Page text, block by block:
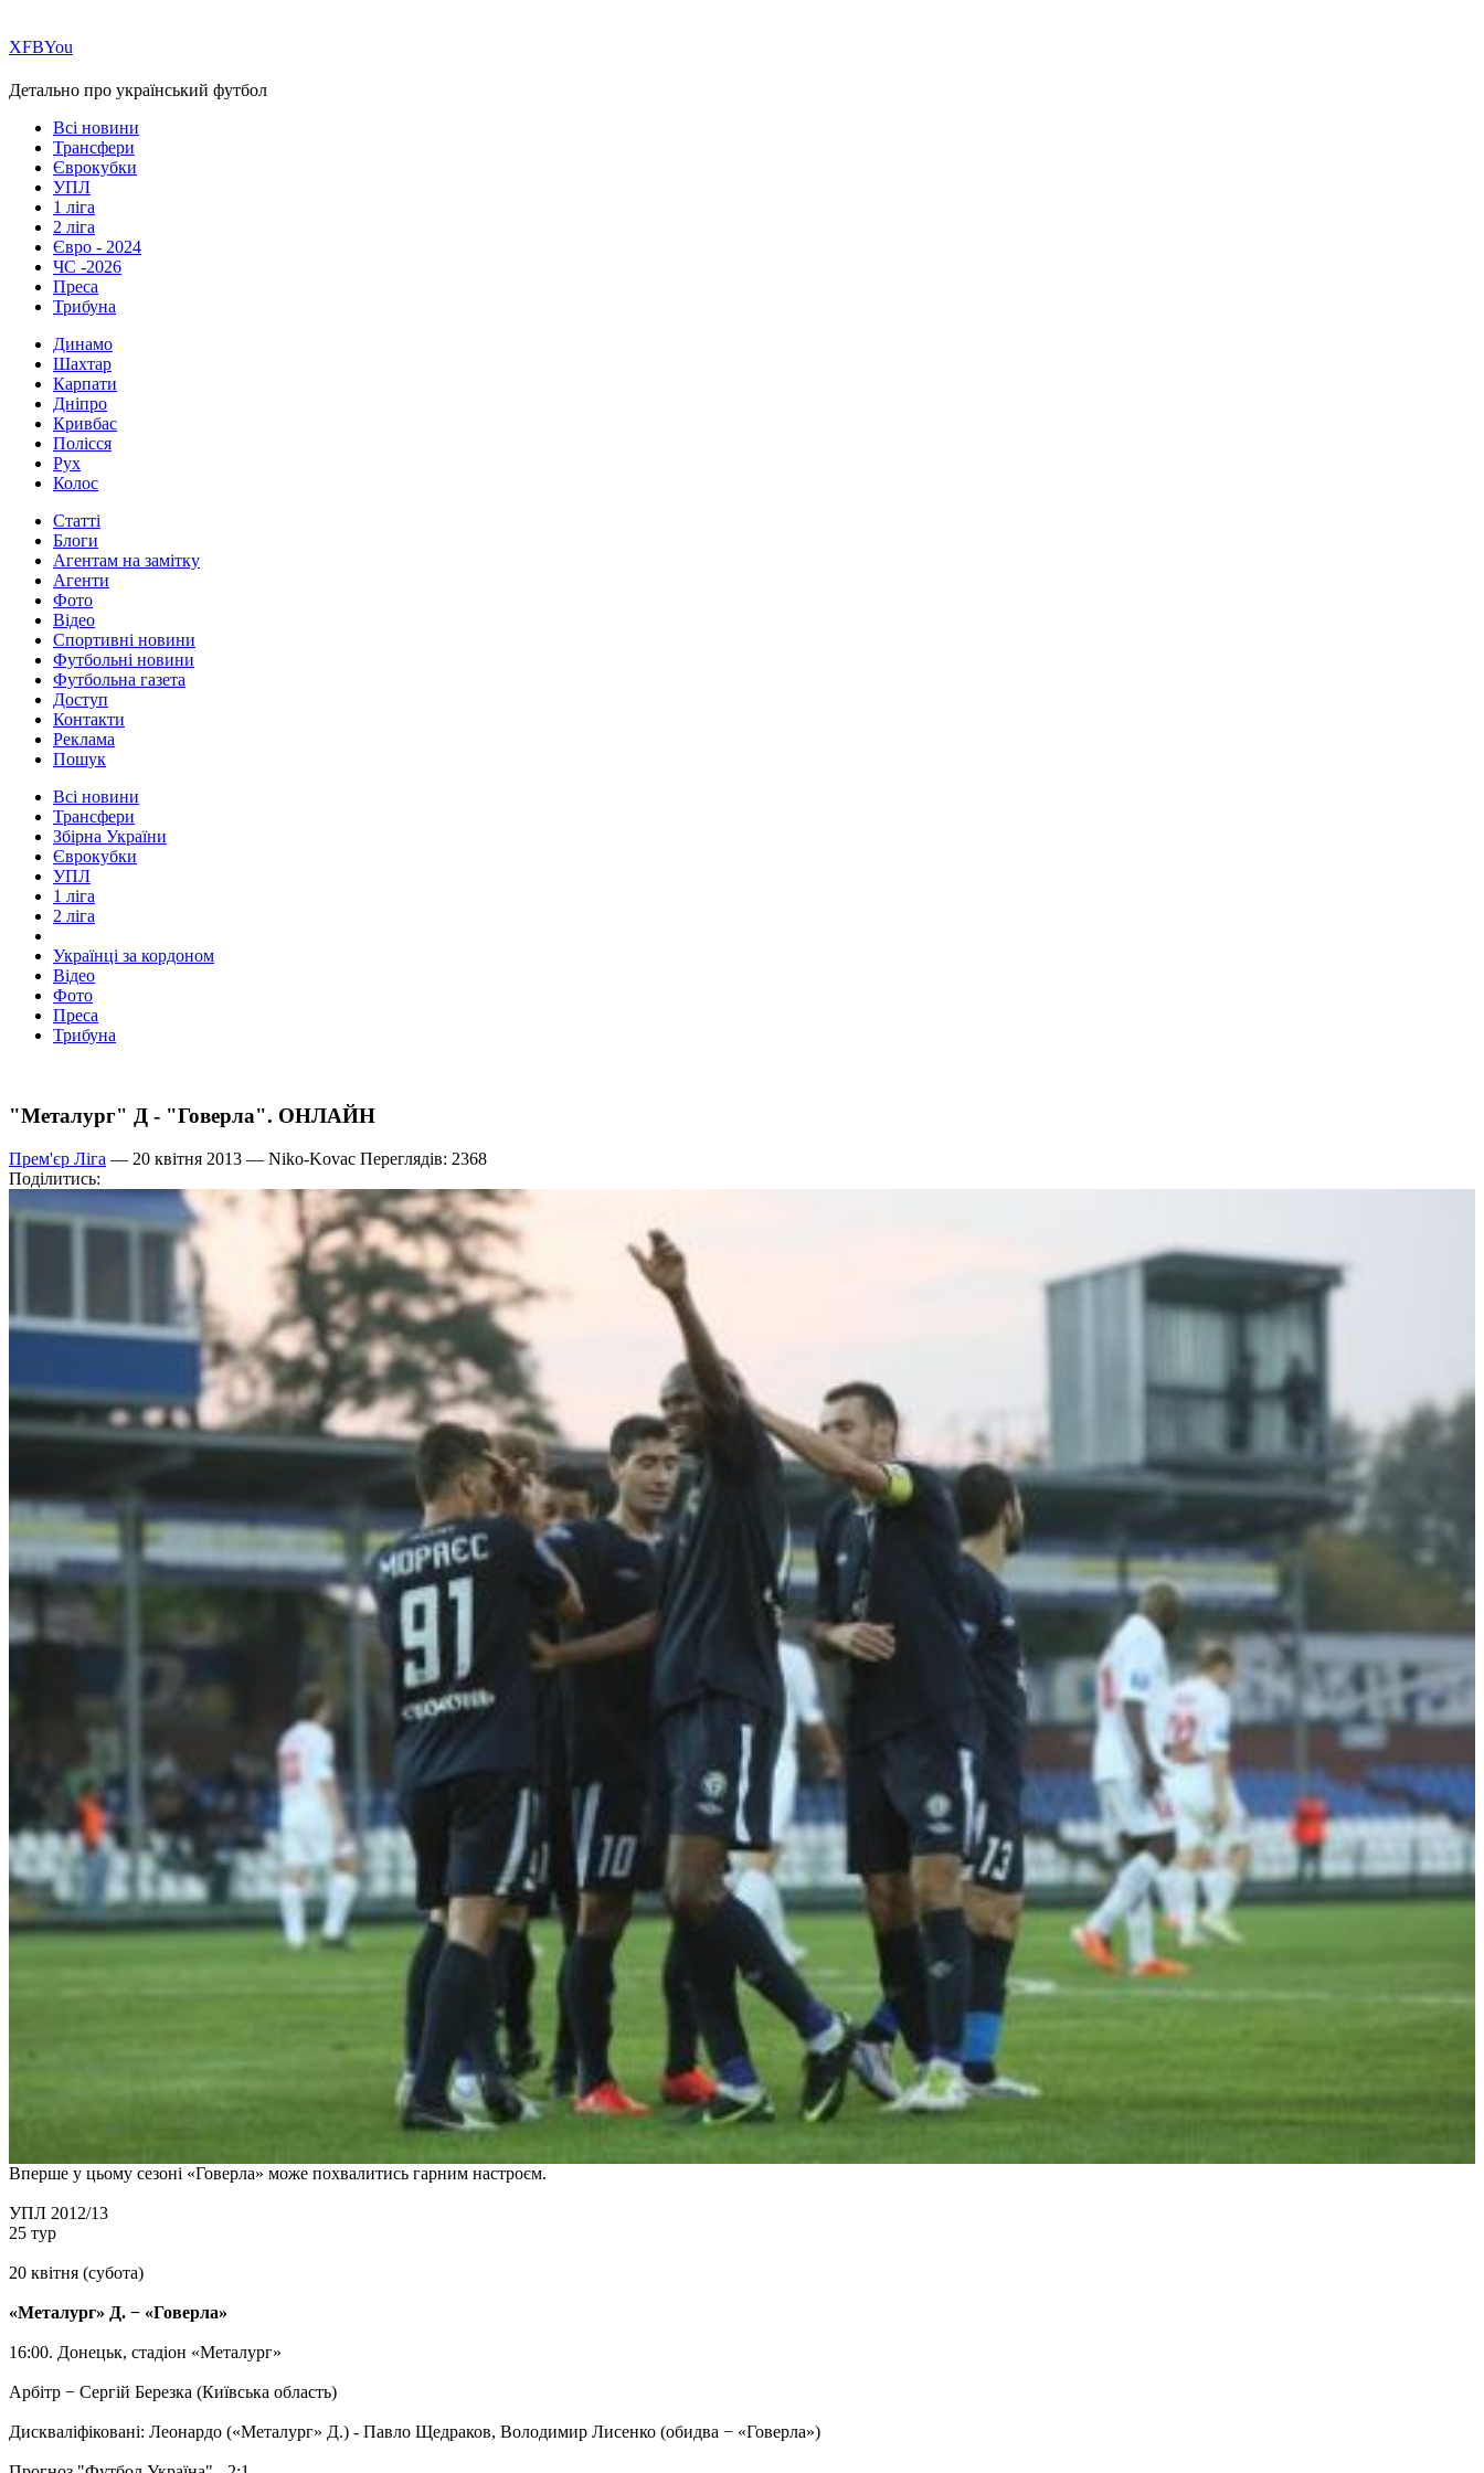
ХFBYou
Детально про український футбол
Всі новини
Трансфери
Єврокубки
УПЛ
1 ліга
2 ліга
Євро - 2024
ЧС -2026
Преса
Трибуна
Динамо
Шахтар
Карпати
Дніпро
Кривбас
Полісся
Рух
Колос
Статті
Блоги
Агентам на замітку
Агенти
Фото
Відео
Спортивні новини
Футбольні новини
Футбольна газета
Доступ
Контакти
Реклама
Пошук
Всі новини
Трансфери
Збірна України
Єврокубки
УПЛ
1 ліга
2 ліга
Українці за кордоном
Відео
Фото
Преса
Трибуна
"Металург" Д - "Говерла". ОНЛАЙН
Прем'єр Ліга — 20 квітня 2013 — Niko-Kovac Переглядів: 2368
Поділитись:
Вперше у цьому сезоні «Говерла» може похвалитись гарним настроєм.
УПЛ 2012/13
25 тур
20 квітня (субота)
«Металург» Д. − «Говерла»
16:00. Донецьк, стадіон «Металург»
Арбітр − Сергій Березка (Київська область)
Дискваліфіковані: Леонардо («Металург» Д.) - Павло Щедраков, Володимир Лисенко (обидва − «Говерла»)